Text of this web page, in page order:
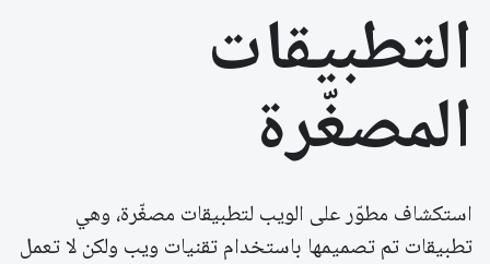
التطبيقات
المصغّرة
استكشاف مطوّر على الويب لتطبيقات مصغّرة، وهي
تطبيقات تم تصميمها باستخدام تقنيات ويب ولكن لا تعمل